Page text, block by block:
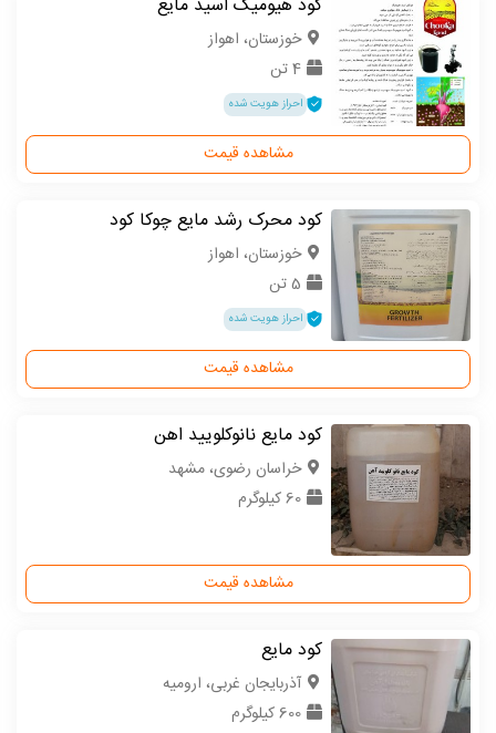
کود هیومیک اسید مایع
خوزستان، اهواز
4 تن
احراز هویت شده
مشاهده قیمت
کود محرک رشد مایع چوکا کود
خوزستان، اهواز
5 تن
احراز هویت شده
مشاهده قیمت
کود مایع نانوکلویید اهن
خراسان رضوی، مشهد
60 کیلوگرم
مشاهده قیمت
کود مایع
آذربایجان غربی، ارومیه
600 کیلوگرم